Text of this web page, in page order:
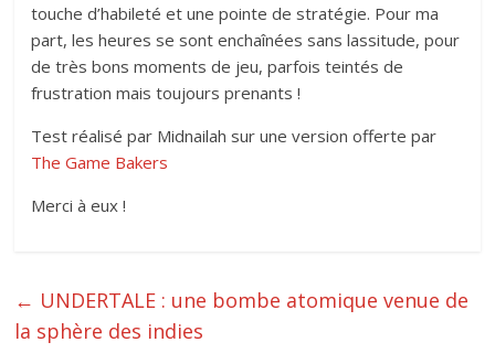
touche d’habileté et une pointe de stratégie. Pour ma
part, les heures se sont enchaînées sans lassitude, pour
de très bons moments de jeu, parfois teintés de
frustration mais toujours prenants !
Test réalisé par Midnailah sur une version offerte par
The Game Bakers
Merci à eux !
← UNDERTALE : une bombe atomique venue de
la sphère des indies